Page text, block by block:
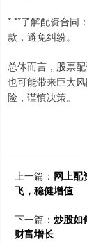
* **了解配资合同
款，避免纠纷。
总体而言，股票
也可能带来巨大
险，谨慎决策。
上一篇： 网上配
飞，稳健增值
下一篇： 炒股如
财富增长